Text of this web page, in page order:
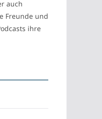
auch
Freunde und
ihre